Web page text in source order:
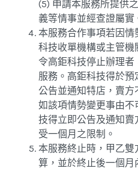
(5) 申請本服務所提供
義等情事並經查證屬實
本服務合作事項若因
科技收單機構或主管
令高鉅科技停止辦理
服務。高鉅科技得於預
公告並通知特店，賣方
如該項情勢變更事由
技得立即公告及通知
受一個月之限制。
本服務終止時，甲乙
算，並於終止後一個月